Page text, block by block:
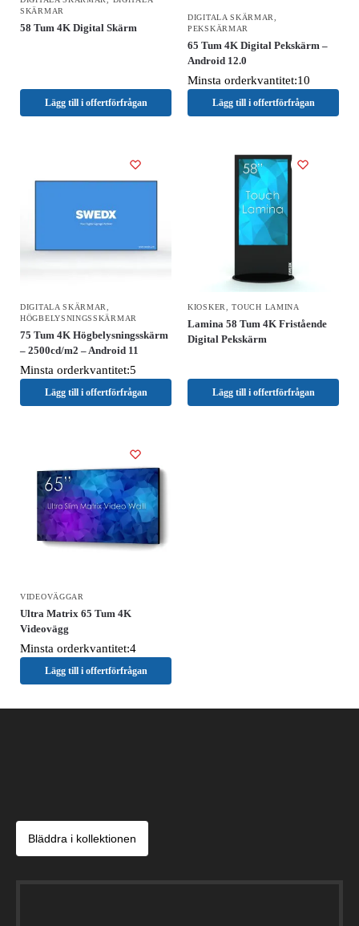
SKÄRMAR
58 Tum 4K Digital Skärm
Lägg till i offertförfrågan
DIGITALA SKÄRMAR
PEKSKÄRMAR
65 Tum 4K Digital Pekskärm –
Android 12.0
Minsta orderkvantitet:10
Lägg till i offertförfrågan
DIGITALA SKÄRMAR
HÖGBELYSNINGSSKÄRMAR
75 Tum 4K Högbelysningsskärm
– 2500cd/m2 – Android 11
Minsta orderkvantitet:5
Lägg till i offertförfrågan
KIOSKER ,TOUCH LAMINA
Lamina 58 Tum 4K Fristående
Digital Pekskärm
Lägg till i offertförfrågan
VIDEOVÄGGAR
Ultra Matrix 65 Tum 4K
Videovägg
Minsta orderkvantitet:4
Lägg till i offertförfrågan
Bläddra i kollektionen